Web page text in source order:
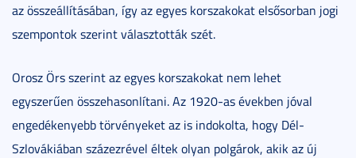
az összeállításában, így az egyes korszakokat elsősorban jogi
szempontok szerint választották szét.
Orosz Örs szerint az egyes korszakokat nem lehet
egyszerűen összehasonlítani. Az 1920-as években jóval
engedékenyebb törvényeket az is indokolta, hogy Dél-
Szlovákiában százezrével éltek olyan polgárok, akik az új